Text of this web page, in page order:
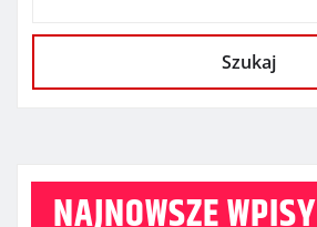
Szukaj
NAJNOWSZE WPISY